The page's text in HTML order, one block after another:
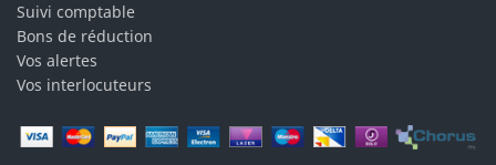
Suivi comptable
Bons de réduction
Vos alertes
Vos interlocuteurs